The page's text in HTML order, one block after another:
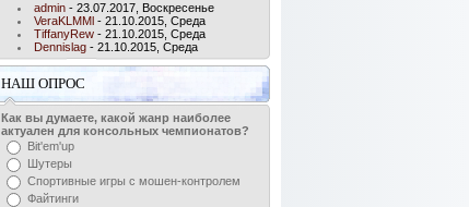
admin - 23.07.2017, Воскресенье
VeraKLMMl - 21.10.2015, Среда
TiffanyRew - 21.10.2015, Среда
Dennislag - 21.10.2015, Среда
НАШ ОПРОС
Как вы думаете, какой жанр наиболее
актуален для консольных чемпионатов?
Bit'em'up
Шутеры
Спортивные игры с мошен-контролем
Файтинги